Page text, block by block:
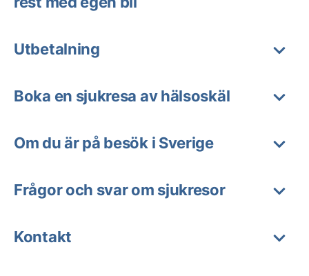
Utbetalning
Boka en sjukresa av hälsoskäl
Om du är på besök i Sverige
Frågor och svar om sjukresor
Kontakt